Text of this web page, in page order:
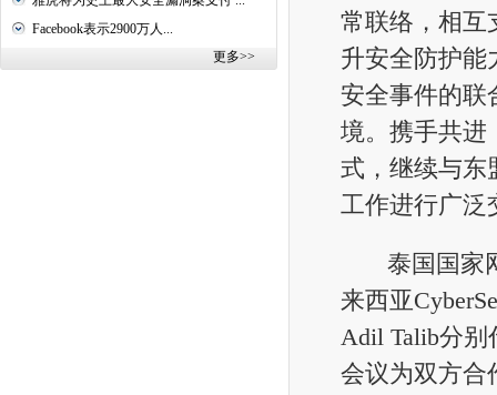
Facebook表示2900万人...
更多>>
常联络，相互
升安全防护能
安全事件的联
境。携手共进
式，继续与东
工作进行广泛
泰国国家网
来西亚
Adil Talib分别
会议为双方合